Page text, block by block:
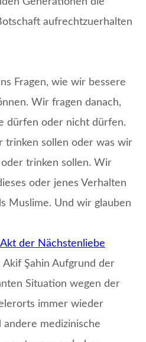
aufrechtzuerhalten
Fragen, wie wir bessere
Wir fragen danach,
dürfen oder nicht dürfen.
trinken sollen oder was wir
trinken sollen. Wir
oder jenes Verhalten
Muslime. Und wir glauben
der Nächstenliebe
Akif Şahin Aufgrund der
Situation wegen der
immer wieder
andere medizinische